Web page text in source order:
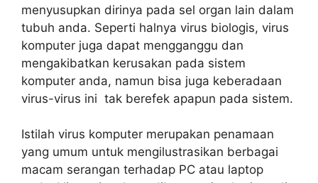
menyusupkan dirinya pada sel organ lain dalam
tubuh anda. Seperti halnya virus biologis, virus
komputer juga dapat mengganggu dan
mengakibatkan kerusakan pada sistem
komputer anda, namun bisa juga keberadaan
virus-virus ini tak berefek apapun pada sistem.
Istilah virus komputer merupakan penamaan
yang umum untuk mengilustrasikan berbagai
macam serangan terhadap PC atau laptop